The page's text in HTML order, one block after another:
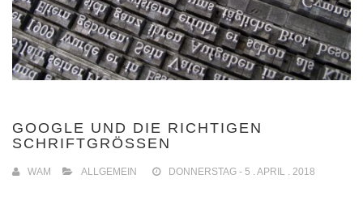
GOOGLE UND DIE RICHTIGEN
SCHRIFTGRÖSSEN
WAM ALLGEMEIN DONNERSTAG - 5 . APRIL . 2018